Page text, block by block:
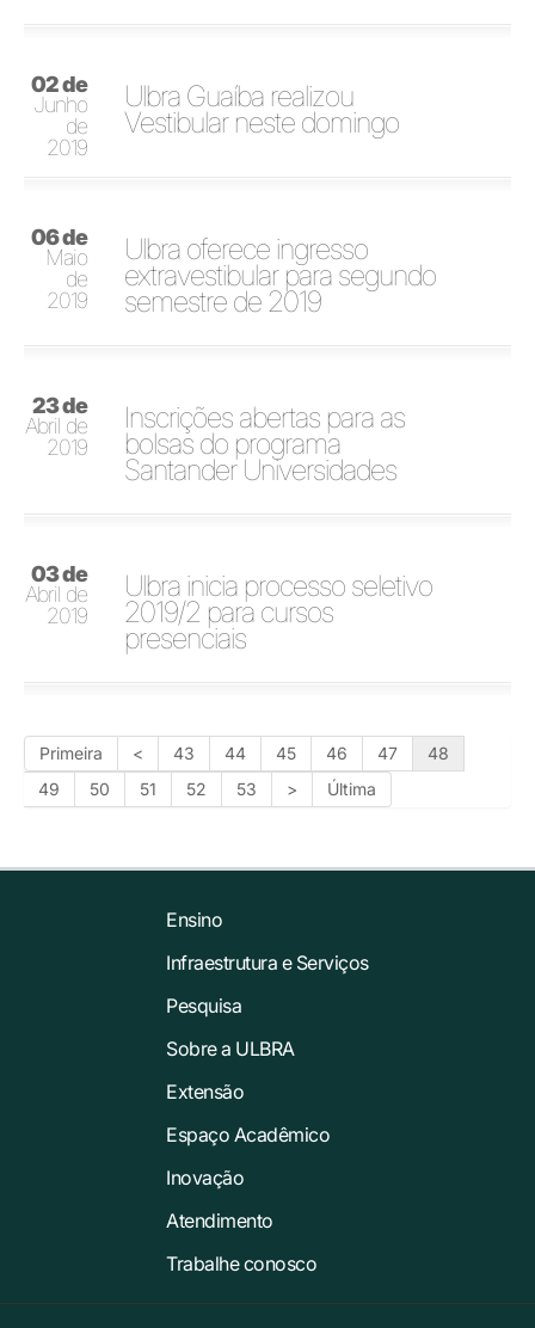
02 de
Junho
de
2019
Ulbra Guaíba realizou
Vestibular neste domingo
06 de
Maio
de
2019
Ulbra oferece ingresso
extravestibular para segundo
semestre de 2019
23 de
Abril de
2019
Inscrições abertas para as
bolsas do programa
Santander Universidades
03 de
Abril de
2019
Ulbra inicia processo seletivo
2019/2 para cursos
presenciais
Primeira < 43 44 45 46 47
48
49
50 51 52 53 > Última
Ensino
Infraestrutura e Serviços
Pesquisa
Sobre a ULBRA
Extensão
Espaço Acadêmico
Inovação
Atendimento
Trabalhe conosco